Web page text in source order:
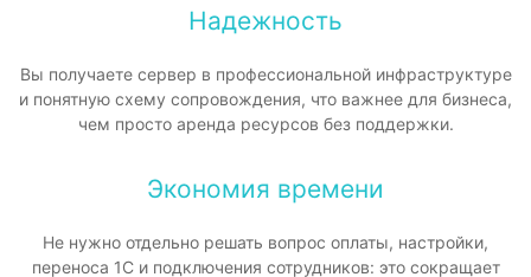
Надежность
Вы получаете сервер в профессиональной инфраструктуре
и понятную схему сопровождения, что важнее для бизнеса,
чем просто аренда ресурсов без поддержки.
Экономия времени
Не нужно отдельно решать вопрос оплаты, настройки,
переноса 1С и подключения сотрудников: это сокращает